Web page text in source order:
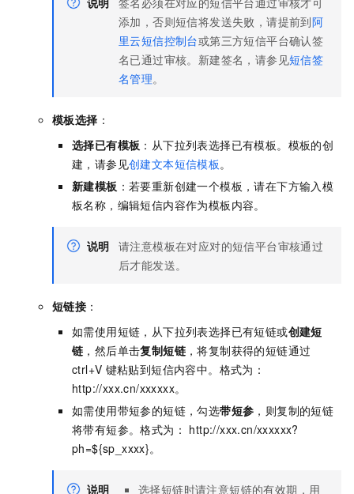
添加，否则短信将发送失败，请提前到阿
里云短信控制台或第三方短信平台确认签
名已通过审核。新建签名，请参见短信签
名管理。
模板选择 ：
选择已有模板 ：从下拉列表选择已有模板。模板的创
建，请参见创建文本短信模板 。
新建模板 ：若要重新创建一个模板，请在下方输入模
板名称，编辑短信内容作为模板内容。
说明 请注意模板在对应对的短信平台审核通过
后才能发送。
短链接 ：
如需使用短链，从下拉列表选择已有短链或创建短
链 ，然后单击复制短链 ，将复制获得的短链通过
ctrl+V 键粘贴到短信内容中。格式为：
http://xxx.cn/xxxxxx。
如需使用带短参的短链，勾选带短参 ，则复制的短链
将带有短参。格式为： http://xxx.cn/xxxxxx?
ph=${sp_xxxx}。
说明 选择短链时请注意短链的有效期，用